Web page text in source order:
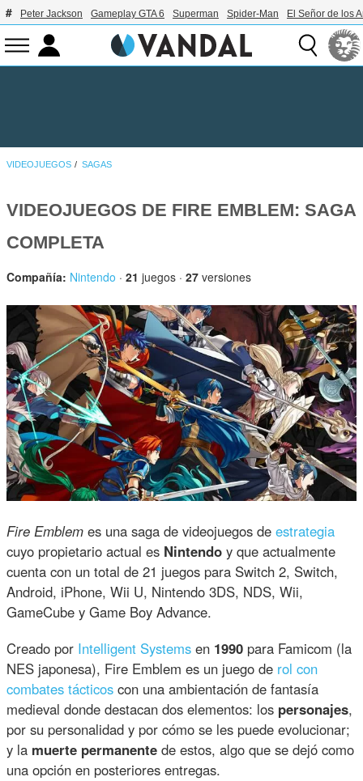
Peter Jackson Gameplay GTA 6 Superman Spider-Man El Señor de los
VIDEOJUEGOS SAGAS
VIDEOJUEGOS DE FIRE EMBLEM: SAGA
COMPLETA
Compañía: Nintendo ·21 juegos ·27 versiones
Fire Emblem es una saga de videojuegos deestrategia
cuyo propietario actual es Nintendo y que actualmente
cuenta con un total de 21 juegos para Switch 2, Switch,
Android, iPhone, Wii U, Nintendo 3DS, NDS, Wii,
GameCube y Game Boy Advance.
Creado por Intelligent Systems en 1990 para Famicom (la
NES japonesa), Fire Emblem es un juego de rol con
combates tácticos con una ambientación de fantasía
medieval donde destacan dos elementos: los personajes,
por su personalidad y por cómo se les puede evolucionar;
y la muerte permanente de estos, algo que se dejó como
una opción en posteriores entregas.